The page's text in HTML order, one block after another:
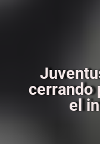
cerrando
el